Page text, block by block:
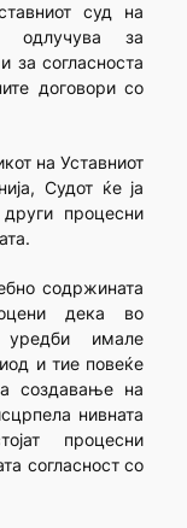
суд на
одлучува за
за согласноста
договори со
на Уставниот
Судот ќе ја
други процесни
содржината
дека во
уредби имале
и тие повеќе
создавање на
нивната
процесни
согласност со